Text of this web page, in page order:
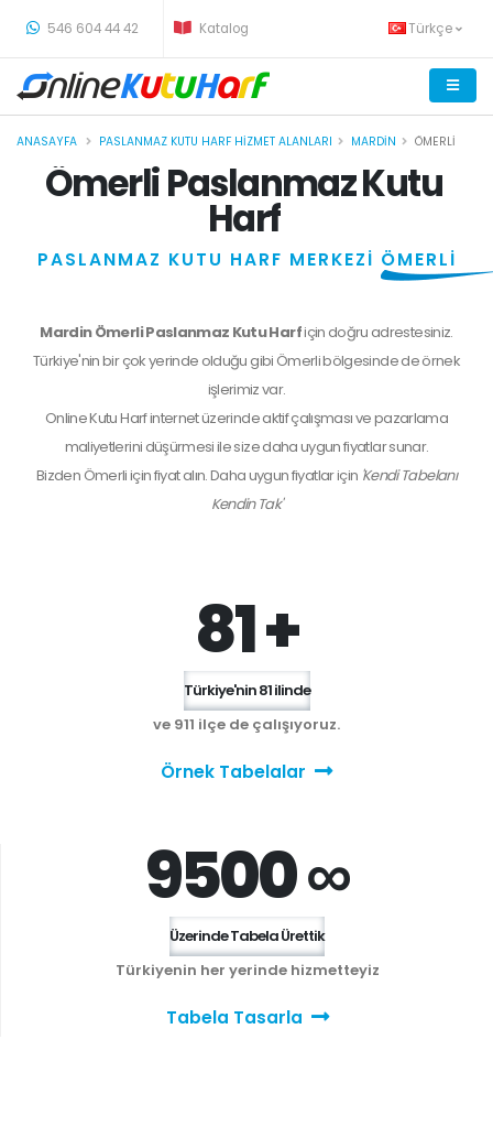
546 604 44 42 Katalog Türkçe
ANASAYFA PASLANMAZ KUTU HARF HIZMET ALANLARI MARDIN ÖMERLI
Ömerli Paslanmaz Kutu
Harf
PASLANMAZ KUTU HARF MERKEZİ ÖMERLİ
Mardin Ömerli Paslanmaz Kutu Harfiçin doğru adrestesiniz.
Türkiye'nin bir çok yerinde olduğu gibi Ömerli bölgesinde de örnek
işlerimiz var.
Online Kutu Harf internet üzerinde aktif çalışması ve pazarlama
maliyetlerini düşürmesi ile size daha uygun fiyatlar sunar.
Bizden Ömerliiçin fiyat alın. Daha uygun fiyatlar için 'Kendi Tabelanı
Kendin Tak'
81 +
Türkiye'nin 81 ilinde
ve 911 ilçe de çalışıyoruz.
Örnek Tabelalar
9500 ∞
Üzerinde Tabela Ürettik
Türkiyenin her yerinde hizmetteyiz
Tabela Tasarla